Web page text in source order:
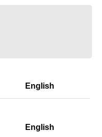
English
English